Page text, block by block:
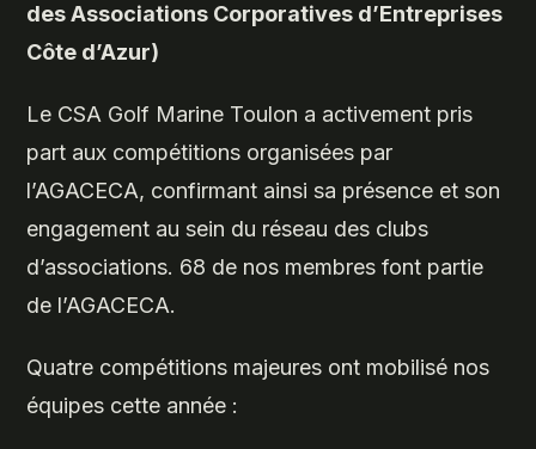
des Associations Corporatives d’Entreprises
Côte d’Azur)
Le CSA Golf Marine Toulon a activement pris
part aux compétitions organisées par
l’AGACECA, confirmant ainsi sa présence et son
engagement au sein du réseau des clubs
d’associations. 68 de nos membres font partie
de l’AGACECA.
Quatre compétitions majeures ont mobilisé nos
équipes cette année :